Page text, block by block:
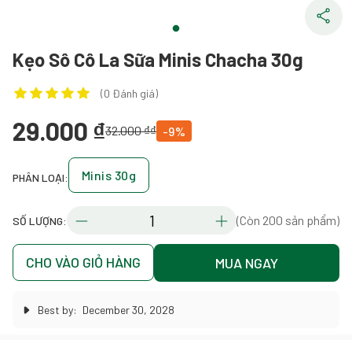
Kẹo Sô Cô La Sữa Minis Chacha 30g
(0 Đánh giá)
29.000 ₫32.000 ₫₫ -9%
PHÂN LOẠI: Minis 30g
SỐ LƯỢNG: (Còn 200 sản phẩm)
CHO VÀO GIỎ HÀNG MUA NGAY
Best by: December 30, 2028